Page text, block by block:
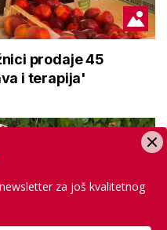
prodaje 45
i terapija'
za još kvalitetnog